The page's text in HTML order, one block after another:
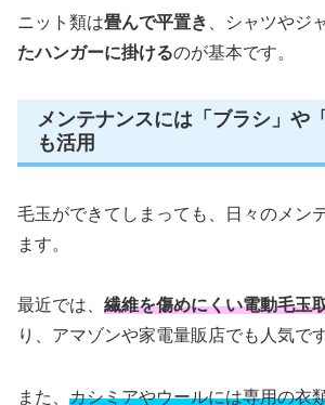
ニット類は畳んで平置き 、シャツやジ
たハンガーに掛けるのが基本です。
メンテナンスには「ブラシ」や
も活用
毛玉ができてしまっても、日々のメン
ます。
最近では、 繊維を傷めにくい電動毛玉
り、アマゾンや家電量販店でも人気です
また、 カシミアやウールには専用の衣